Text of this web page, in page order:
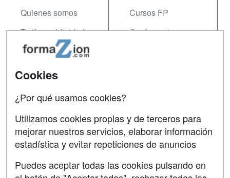
Quienes somos
Tarifas publicidad
Acceso Usuarios
Acceso Centros
Cursos FP
Conferencias
Contactar
Confidencialidad
Aviso legal
Copyleft
Cookies
¿Por qué usamos cookies?
Utilizamos cookies propias y de terceros para
mejorar nuestros servicios, elaborar información
estadística y evitar repeticiones de anuncios
Puedes aceptar todas las cookies pulsando en